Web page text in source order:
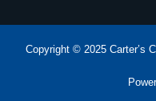
Copyright © 2025 Carter’s